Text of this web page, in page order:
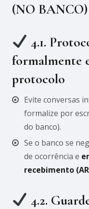
(NO BANCO)
4.1.
formalmente
protocolo
Evite conversas
formalize por
do banco).
Se o banco se
de ocorrência e
recebimento
4.2.